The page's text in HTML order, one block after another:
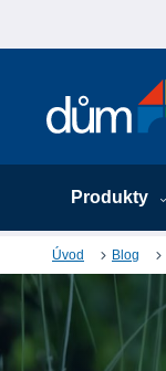
Produkty
Úvod Blog